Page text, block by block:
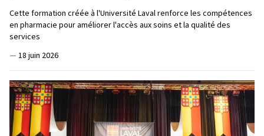
Cette formation créée à l'Université Laval renforce les compétences
en pharmacie pour améliorer l'accès aux soins et la qualité des
services
— 18 juin 2026